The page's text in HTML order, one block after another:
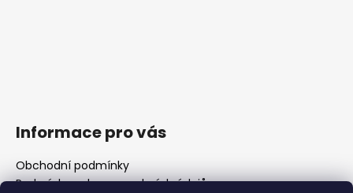
Informace pro vás
Obchodní podmínky
Podmínky ochrany osobních údajů